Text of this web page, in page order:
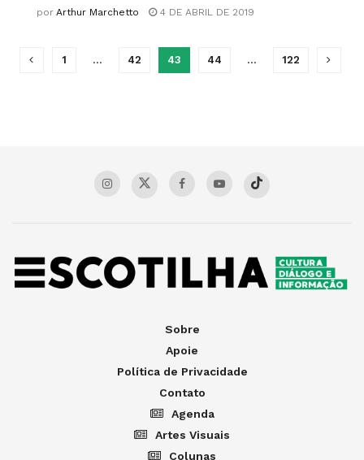
por Arthur Marchetto 4 DE ABRIL DE 2019
1 … 42 43 44 … 122
Sobre
Apoie
Política de Privacidade
Contato
Agenda
Artes Visuais
Colunas